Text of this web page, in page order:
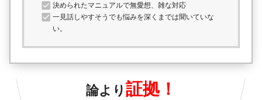
決められたマニュアルで無愛想、雑な対応
一見話しやすそうでも悩みを深くまでは聞いていな
い。
論より 証拠！